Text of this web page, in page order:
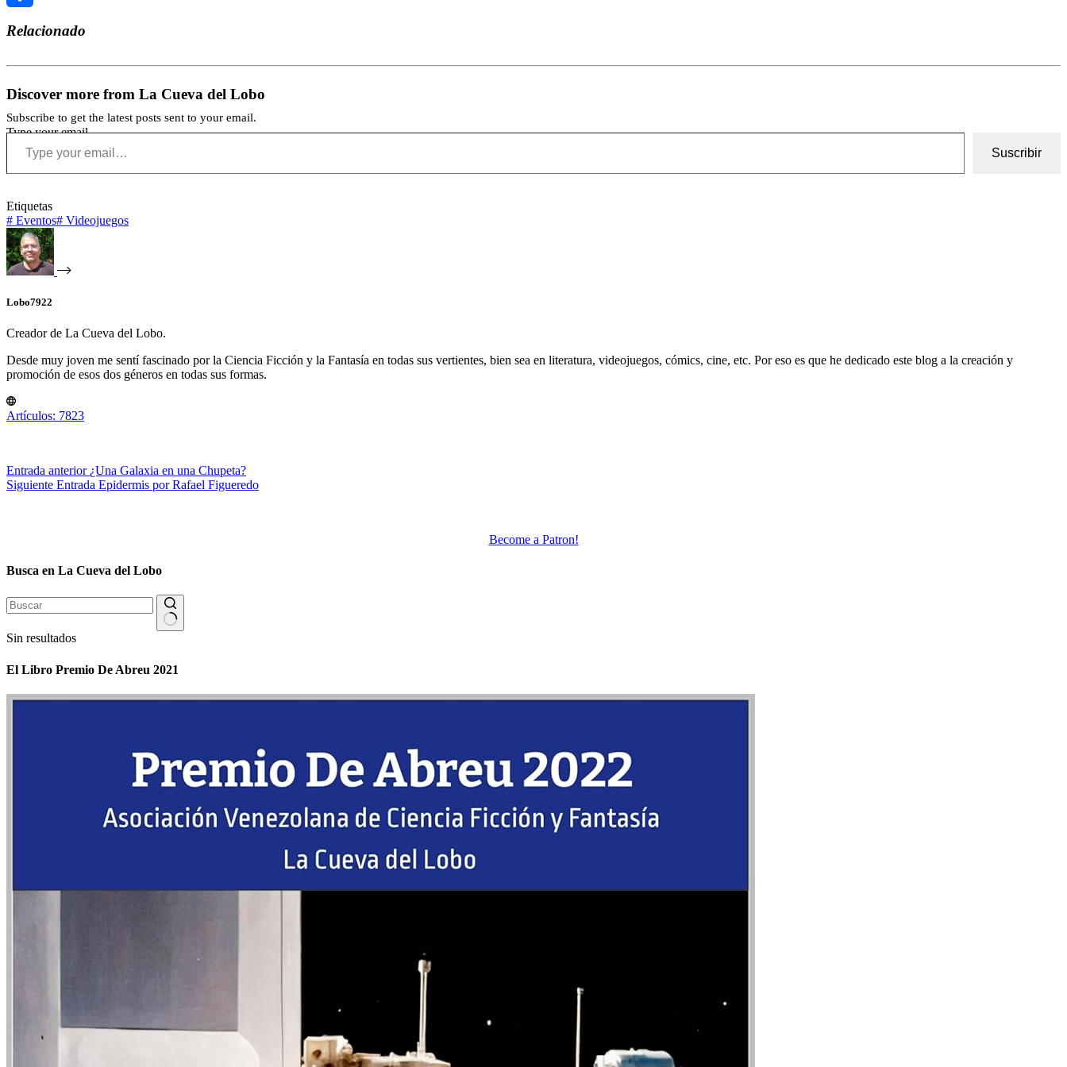
Relacionado
Discover more from La Cueva del Lobo
Subscribe to get the latest posts sent to your email.
Type your email…
Suscribir
Etiquetas
# Eventos# Videojuegos
Lobo7922
Creador de La Cueva del Lobo.
Desde muy joven me sentí fascinado por la Ciencia Ficción y la Fantasía en todas sus vertientes, bien sea en literatura, videojuegos, cómics, cine, etc. Por eso es que he dedicado este blog a la creación y
promoción de esos dos géneros en todas sus formas.
Artículos: 7823
Entrada anterior ¿Una Galaxia en una Chupeta?
Siguiente Entrada Epidermis por Rafael Figueredo
Become a Patron!
Busca en La Cueva del Lobo
Sin resultados
El Libro Premio De Abreu 2021